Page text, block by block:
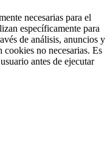
necesarias para el
específicamente para
de análisis, anuncios y
cookies no necesarias. Es
antes de ejecutar